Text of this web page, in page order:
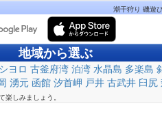
潮干狩り 磯遊
地域から選ぶ
ヨロ 古釜府湾 泊湾 水晶島 多楽島
湧元 函館 汐首岬 戸井 古武井 臼尻
しみましょう。